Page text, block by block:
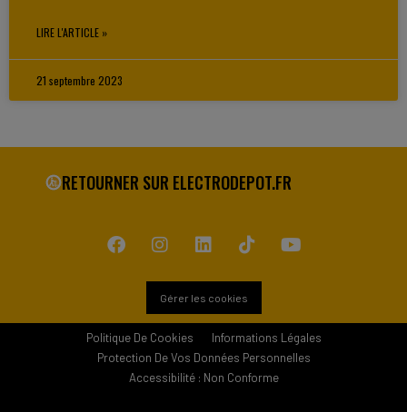
LIRE L'ARTICLE »
21 septembre 2023
RETOURNER SUR ELECTRODEPOT.FR
Gérer les cookies
Politique De Cookies
Informations Légales
Protection De Vos Données Personnelles
Accessibilité : Non Conforme